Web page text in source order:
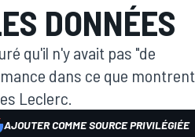
DONNÉES
qu'il n'y avait pas "de
dans ce que montrent
Leclerc.
AJOUTER COMME SOURCE PRIVILÉGIÉE